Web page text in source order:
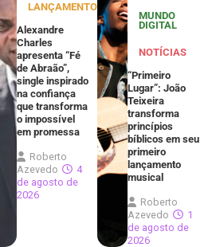
LANÇAMENTOS
Alexandre
Charles
apresenta “Fé
de Abraão”,
single inspirado
na confiança
que transforma
o impossível
em promessa
Roberto
Azevedo
4
de agosto de
2026
MUNDO
DIGITAL
NOTÍCIAS
“Primeiro
Lugar”: João
Teixeira
transforma
princípios
bíblicos em seu
primeiro
lançamento
musical
Roberto
Azevedo
1
de agosto de
2026